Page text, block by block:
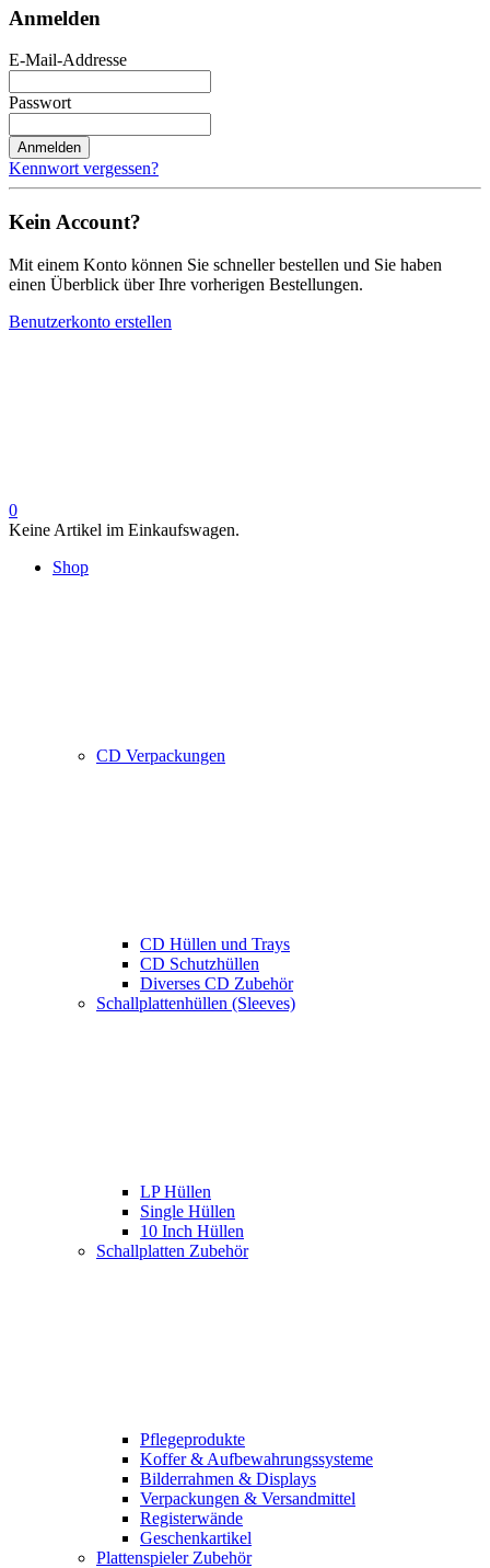
Anmelden
E-Mail-Addresse
Passwort
Anmelden
Kennwort vergessen?
Kein Account?
Mit einem Konto können Sie schneller bestellen und Sie haben
einen Überblick über Ihre vorherigen Bestellungen.
Benutzerkonto erstellen
0
Keine Artikel im Einkaufswagen.
Shop
CD Verpackungen
CD Hüllen und Trays
CD Schutzhüllen
Diverses CD Zubehör
Schallplattenhüllen (Sleeves)
LP Hüllen
Single Hüllen
10 Inch Hüllen
Schallplatten Zubehör
Pflegeprodukte
Koffer & Aufbewahrungssysteme
Bilderrahmen & Displays
Verpackungen & Versandmittel
Registerwände
Geschenkartikel
Plattenspieler Zubehör